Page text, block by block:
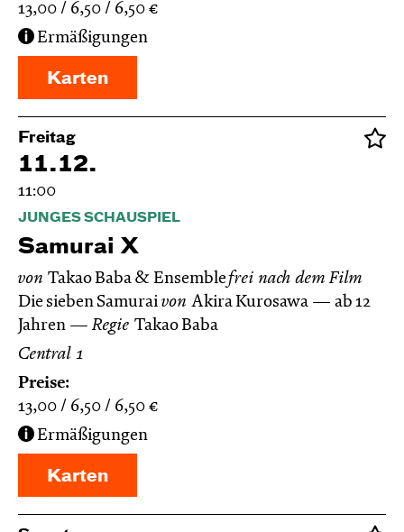
13,00
6,50 6,50 €
Ermäßigungen
Karten
Freitag
11.12.
11:00
JUNGES SCHAUSPIEL
Samurai X
von Takao Baba & Ensemblefrei nach dem Film
Die sieben Samurai von Akira Kurosawa
ab 12
Jahren
Regie Takao Baba
Central 1
Preise:
13,00
6,50 6,50 €
Ermäßigungen
Karten